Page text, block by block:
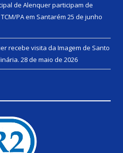
de Alenquer participam de
PA em Santarém 25 de junho
recebe visita da Imagem de Santo
28 de maio de 2026